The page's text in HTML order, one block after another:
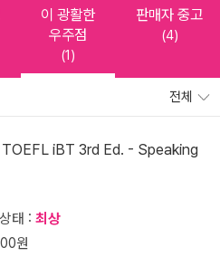
이 광활한
우주점
(1)
판매자 중고
(4)
전체
iBT 3rd Ed. - Speaking
태 : 최상
원